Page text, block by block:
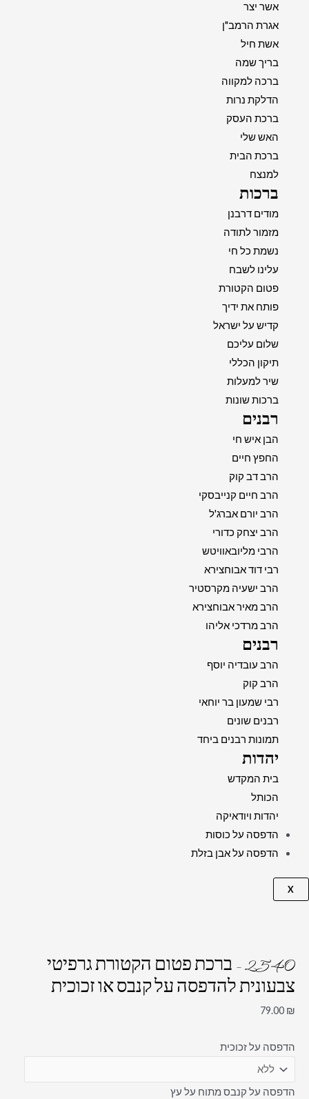
אשר יצר
אגרת הרמב"ן
אשת חיל
בריך שמה
ברכה למקווה
הדלקת נרות
ברכת העסק
האש שלי
ברכת הבית
למנצח
ברכות
מודים דרבנן
מזמור לתודה
נשמת כל חי
עלינו לשבח
פטום הקטורת
פותח את ידיך
קדיש על ישראל
שלום עליכם
תיקון הכללי
שיר למעלות
ברכות שונות
רבנים
הבן איש חי
החפץ חיים
הרב דב קוק
הרב חיים קנייבסקי
הרב יורם אברג'ל
הרב יצחק כדורי
הרבי מליובאוויטש
רבי דוד אבוחצירא
הרב ישעיה מקרסטיר
הרב מאיר אבוחצירא
הרב מרדכי אליהו
רבנים
הרב עובדיה יוסף
הרב קוק
רבי שמעון בר יוחאי
רבנים שונים
תמונות רבנים ביחד
יהדות
בית המקדש
הכותל
יהדות ויודאיקה
הדפסה על כוסות
הדפסה על אבן בזלת
X
2540 – ברכת פטום הקטורת גרפיטי
צבעונית להדפסה על קנבס או זכוכית
79.00 ₪
הדפסה על זכוכית
הדפסה על קנבס מתוח על עץ